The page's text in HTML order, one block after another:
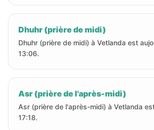
Dhuhr (prière de midi)
Dhuhr (prière de midi) à Vetlanda est
13:06.
Asr (prière de l'après-midi)
Asr (prière de l'après-midi) à Vetlanda
17:18.